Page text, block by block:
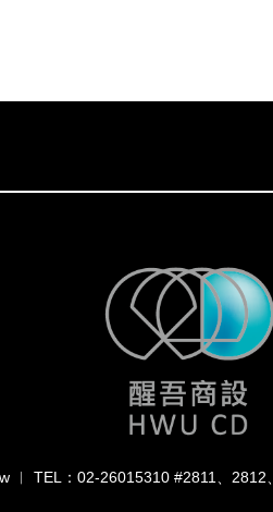
︱ TEL：02-26015310 #2811、